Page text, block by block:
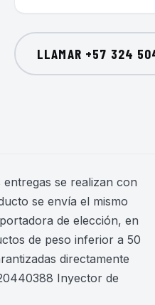
LLAMAR +57 324
se realizan con
se envía el mismo
de elección, en
de peso inferior a 50
directamente
Inyector de